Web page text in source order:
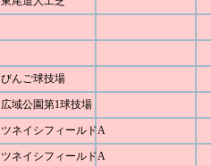
びんご球技場
広域公園第1球技場
ツネイシフィールドA
ツネイシフィールドA